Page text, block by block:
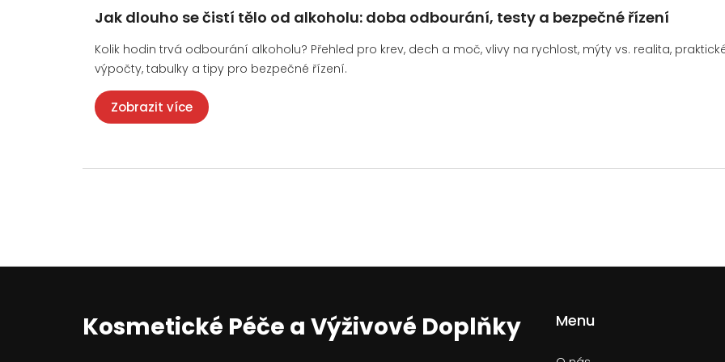
Jak dlouho se čistí tělo od alkoholu: doba odbourání, testy a bezpečné řízení
Kolik hodin trvá odbourání alkoholu? Přehled pro krev, dech a moč, vlivy na rychlost, mýty vs. realita,
výpočty, tabulky a tipy pro bezpečné řízení.
Zobrazit více
Kosmetické Péče a Výživové Doplňky Menu